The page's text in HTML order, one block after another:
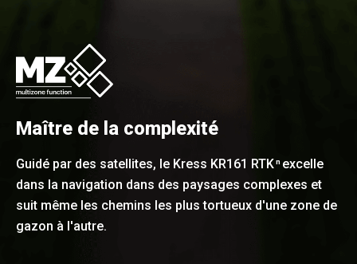
Maître de la complexité
Guidé par des satellites, le Kress KR161 RTK nexcelle
dans la navigation dans des paysages complexes et
suit même les chemins les plus tortueux d'une zone de
gazon à l'autre.